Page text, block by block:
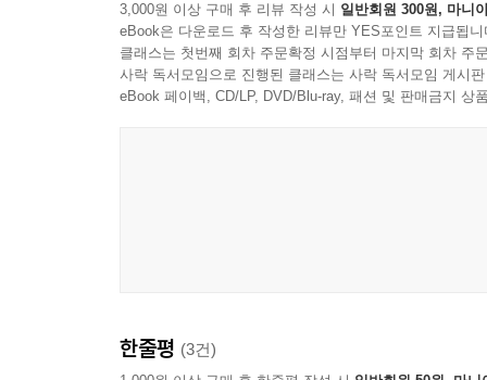
CHAPTER 15 다원분석의 논리
CHAPTER 16 사회통계학
CHAPTER 17 사회조사 읽기 및 보고서 작성
3,000원 이상 구매 후 리뷰 작성 시 일반회원 300원, 마니
eBook은 다운로드 후 작성한 리뷰만 YES포인트 지급됩니
클래스는 첫번째 회차 주문확정 시점부터 마지막 회차 주
사락 독서모임으로 진행된 클래스는 사락 독서모임 게시
eBook 페이백, CD/LP, DVD/Blu-ray, 패션 및 판매금지 상
한줄평 (3건)